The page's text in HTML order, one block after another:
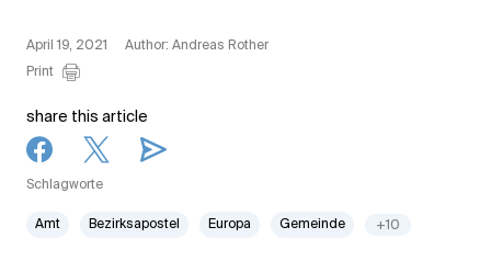
April 19, 2021
Author: Andreas Rother
Print
share this article
Schlagworte
Amt Bezirksapostel Europa Gemeinde +10